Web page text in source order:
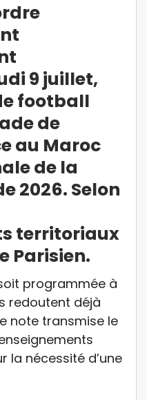
9 juillet,
football
de
au Maroc
de la
2026. Selon
territoriaux
Parisien.
programmée à
redoutent déjà
note transmise le
la nécessité d’une